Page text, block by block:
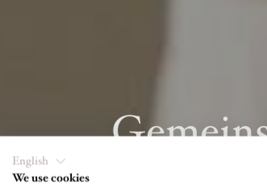
English
We use cookies